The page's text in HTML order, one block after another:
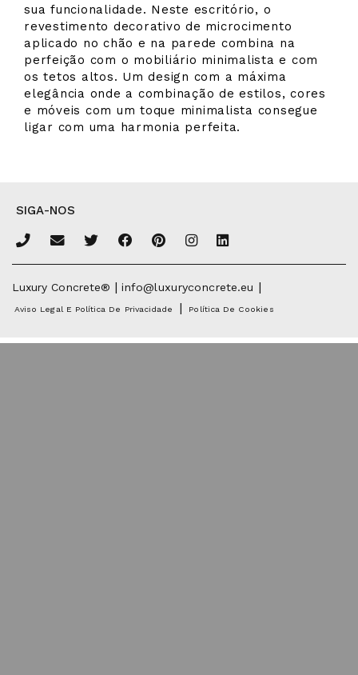
sua funcionalidade. Neste escritório, o
revestimento decorativo de microcimento
aplicado no chão e na parede combina na
perfeição com o mobiliário minimalista e com
os tetos altos. Um design com a máxima
elegância onde a combinação de estilos, cores
e móveis com um toque minimalista consegue
ligar com uma harmonia perfeita.
SIGA-NOS
Luxury Concrete® |info@luxuryconcrete.eu |
Aviso Legal E Política De Privacidade | Política De Cookies